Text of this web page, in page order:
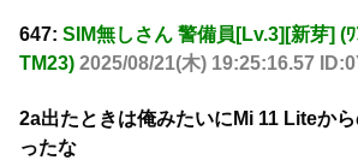
647: SIM無しさん 警備員[Lv.3][新芽] (ﾜ
TM23) 2025/08/21(木) 19:25:16.57
2a出たときは俺みたいにMi 11 Liteか
ったな